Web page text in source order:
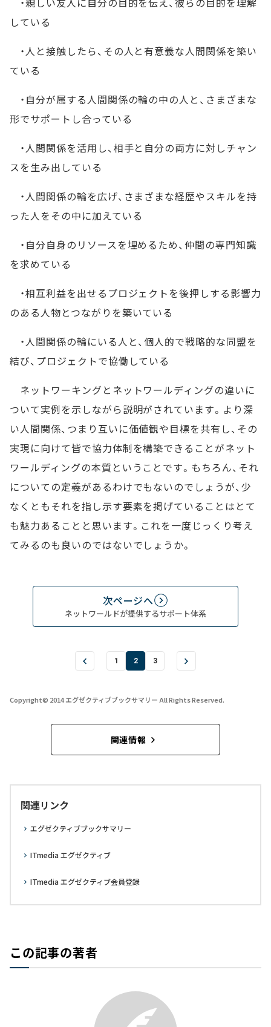
している
・人と接触したら、その人と有意義な人間関係を築い
ている
・自分が属する人間関係の輪の中の人と、さまざまな
形でサポートし合っている
・人間関係を活用し、相手と自分の両方に対しチャン
スを生み出している
・人間関係の輪を広げ、さまざまな経歴やスキルを持
った人をその中に加えている
・自分自身のリソースを埋めるため、仲間の専門知識
を求めている
・相互利益を出せるプロジェクトを後押しする影響力
のある人物とつながりを築いている
・人間関係の輪にいる人と、個人的で戦略的な同盟を
結び、プロジェクトで協働している
ネットワーキングとネットワールディングの違いに
ついて実例を示しながら説明がされています。より深
い人間関係、つまり互いに価値観や目標を共有し、その
実現に向けて皆で協力体制を構築できることがネット
ワールディングの本質ということです。もちろん、それ
についての定義があるわけでもないのでしょうが、少
なくともそれを指し示す要素を掲げていることはとて
も魅力あることと思います。これを一度じっくり考え
てみるのも良いのではないでしょうか。
次ページへ
ネットワールドが提供するサポート体系
1 2 3
Copyright© 2014 エグゼクティブブックサマリー All Rights Reserved.
関連情報
関連リンク
エグゼクティブブックサマリー
ITmedia エグゼクティブ
ITmedia エグゼクティブ会員登録
この記事の著者